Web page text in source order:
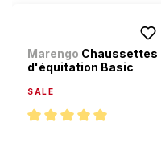
Marengo Chaussettes
d'équitation Basic
SALE